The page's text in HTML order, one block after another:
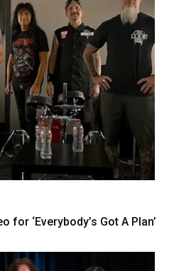
for ‘Everybody’s Got A Plan’